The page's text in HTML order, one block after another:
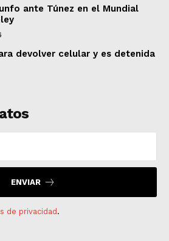
ante Túnez en el Mundial
devolver celular y es detenida
ENVIAR
de privacidad.